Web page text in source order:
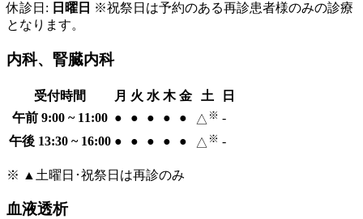
休診日: 日曜日 ※祝祭日は予約のある再診患者様のみの診療
となります。
内科、腎臓内科
受付時間 月 火 水 木 金 土
日
午前 9:00 ~ 11:00 ● ● ● ● ● △ ※ -
午後 13:30 ~ 16:00 ● ● ● ● ● △ ※ -
※ ▲土曜日･祝祭日は再診のみ
血液透析